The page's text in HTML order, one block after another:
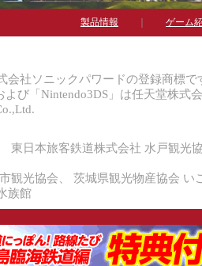
製品情報 ゲーム
会社ソニックパワードの登録商標で
よび「Nintendo3DS」は任天堂株式
東日本旅客鉄道株式会社 水戸観光
観光協会、 茨城県観光物産協会 い
族館